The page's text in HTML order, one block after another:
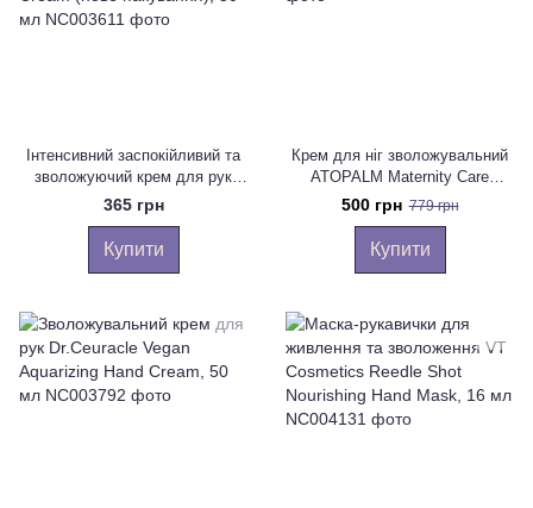
Інтенсивний заспокійливий та
зволожуючий крем для рук
USOLAB Bio Intensive Hand
Cream (нове пакування), 50 мл
365 грн
Купити
Крем для ніг зволожувальний
ATOPALM Maternity Care
Relaxing Leg Cream, 150 ml
500 грн 779 грн
Купити